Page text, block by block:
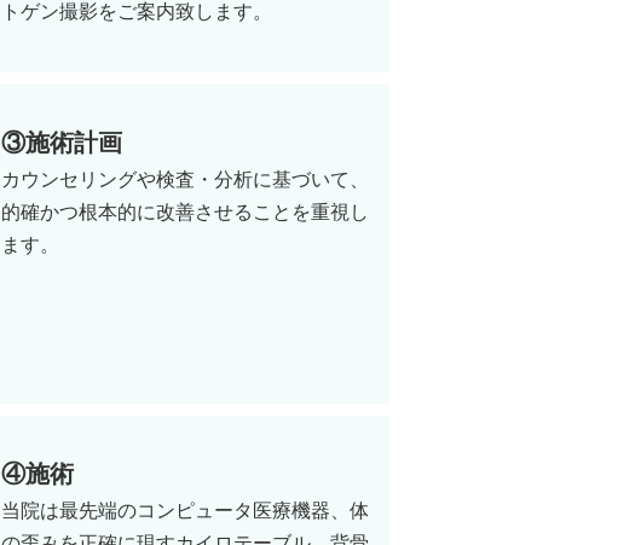
トゲン撮影をご案内致します。
③施術計画
カウンセリングや検査・分析に基づいて、
的確かつ根本的に改善させることを重視し
ます。
④施術
当院は最先端のコンピュータ医療機器、体